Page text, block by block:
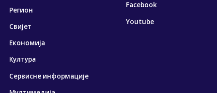
Регион
Свијет
Економија
Култура
Сервисне информације
Facebook
Youtube